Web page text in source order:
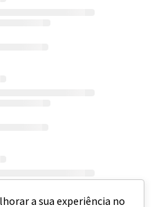
a sua experiência no